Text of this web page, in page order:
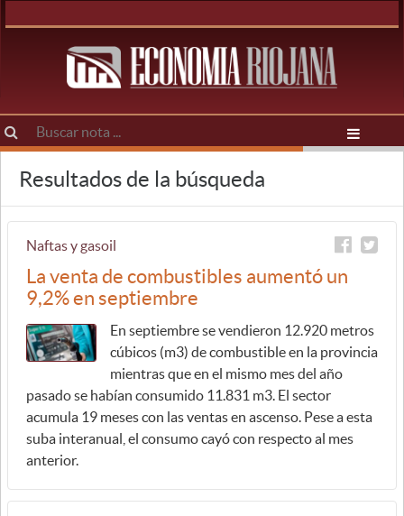
Resultados de la búsqueda
Naftas y gasoil
La venta de combustibles aumentó un
9,2% en septiembre
En septiembre se vendieron 12.920 metros
cúbicos (m3) de combustible en la provincia
mientras que en el mismo mes del año
pasado se habían consumido 11.831 m3. El sector
acumula 19 meses con las ventas en ascenso. Pese a esta
suba interanual, el consumo cayó con respecto al mes
anterior.